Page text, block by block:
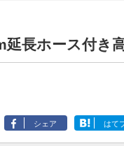
長ホース付き
シェア はて